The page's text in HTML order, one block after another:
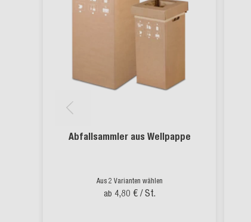
Abfallsammler aus Wellpappe
Aus 2 Varianten wählen
ab 4,80 € / St.